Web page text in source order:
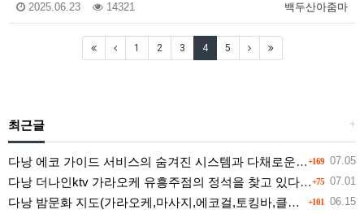
백두산아줌마
2025.06.23 14321
1 2 3 4 5
+
최근글
+169 07.05
다낭 에코 가이드 서비스의 숨겨진 시스템과 다채로운 인력 풀의 진실
+75 07.01
다낭 더나인ktv 가라오케 유흥주점의 정석을 찾고 있다면 여기
+101 06.15
다낭 밤문화 지도(가라오케,마사지,에코걸,토킹바,클럽) 유흥별 가격 및 후기공유